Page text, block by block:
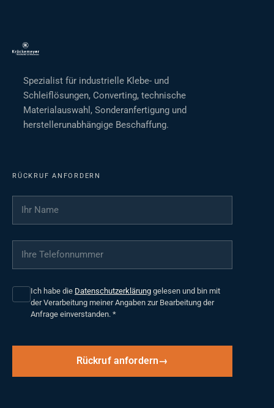
Spezialist für industrielle Klebe- und
Schleiflösungen, Converting, technische
Materialauswahl, Sonderanfertigung und
herstellerunabhängige Beschaffung.
RÜCKRUF ANFORDERN
Ihr Name
Ihre Telefonnummer
Ich habe die Datenschutzerklärung gelesen und bin mit
der Verarbeitung meiner Angaben zur Bearbeitung der
Anfrage einverstanden. *
Rückruf anfordern